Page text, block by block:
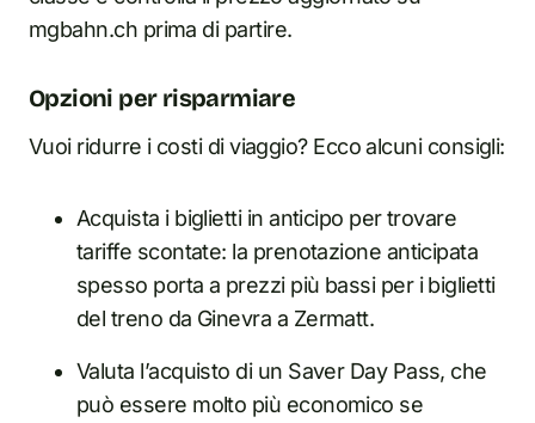
mgbahn.ch prima di partire.
Opzioni per risparmiare
Vuoi ridurre i costi di viaggio? Ecco alcuni consigli:
Acquista i biglietti in anticipo per trovare
tariffe scontate: la prenotazione anticipata
spesso porta a prezzi più bassi per i biglietti
del treno da Ginevra a Zermatt.
Valuta l’acquisto di un Saver Day Pass, che
può essere molto più economico se